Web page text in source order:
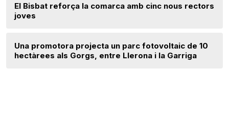
El Bisbat reforça la comarca amb cinc nous rectors
joves
Una promotora projecta un parc fotovoltaic de 10
hectàrees als Gorgs, entre Llerona i la Garriga